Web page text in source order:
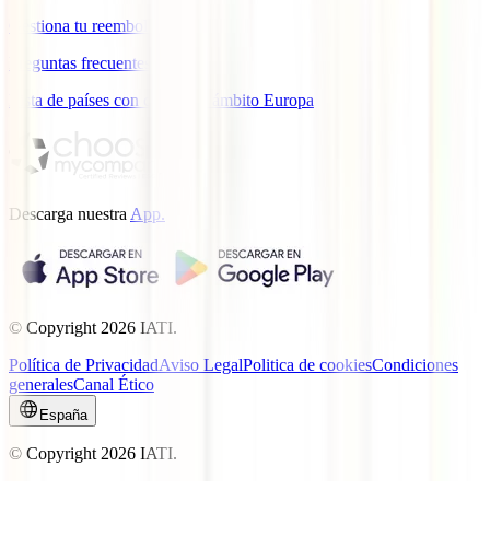
Gestiona tu reembolso
Preguntas frecuentes
Lista de países con cobertura ámbito Europa
Descarga nuestra App.
© Copyright 2026 IATI.
Política de PrivacidadAviso LegalPolitica de cookiesCondiciones
generalesCanal Ético
España
© Copyright 2026 IATI.